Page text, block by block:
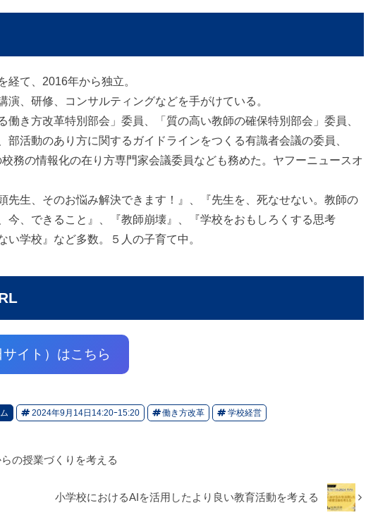
経て、2016年から独立。
演、研修、コンサルティングなどを手がけている。
働き方改革特別部会」委員、「質の高い教師の確保特別部会」委員、
部活動のあり方に関するガイドラインをつくる有識者会議の委員、
務の情報化の在り方専門家会議委員なども務めた。ヤフーニュースオ
先生、そのお悩み解決できます！』、『先生を、死なせない。教師の
今、できること』、『教師崩壊』、『学校をおもしろくする思考
学校』など多数。５人の子育て中。
イト）はこちら
2024年9月14日14:20ｰ15:20 働き方改革 学校経営
の授業づくりを考える
小学校におけるAIを活用したより良い教育活動を考える